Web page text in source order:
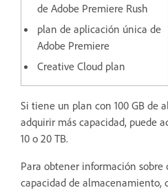
de Adobe Premiere Rush
plan de aplicación única de
Adobe Premiere
Creative Cloud plan
Si tiene un plan con 100 GB de
adquirir más capacidad, puede
10 o 20 TB.
Para obtener información sobre
capacidad de almacenamiento,